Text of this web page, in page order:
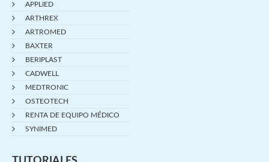
APPLIED
ARTHREX
ARTROMED
BAXTER
BERIPLAST
CADWELL
MEDTRONIC
OSTEOTECH
RENTA DE EQUIPO MÉDICO
SYNIMED